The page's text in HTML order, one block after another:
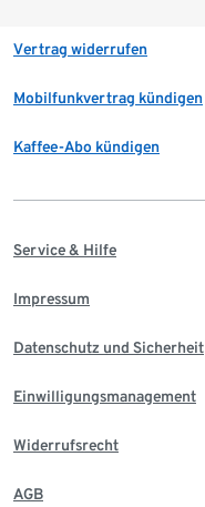
Vertrag widerrufen
Mobilfunkvertrag kündigen
Kaffee-Abo kündigen
Service & Hilfe
Impressum
Datenschutz und Sicherheit
Einwilligungsmanagement
Widerrufsrecht
AGB